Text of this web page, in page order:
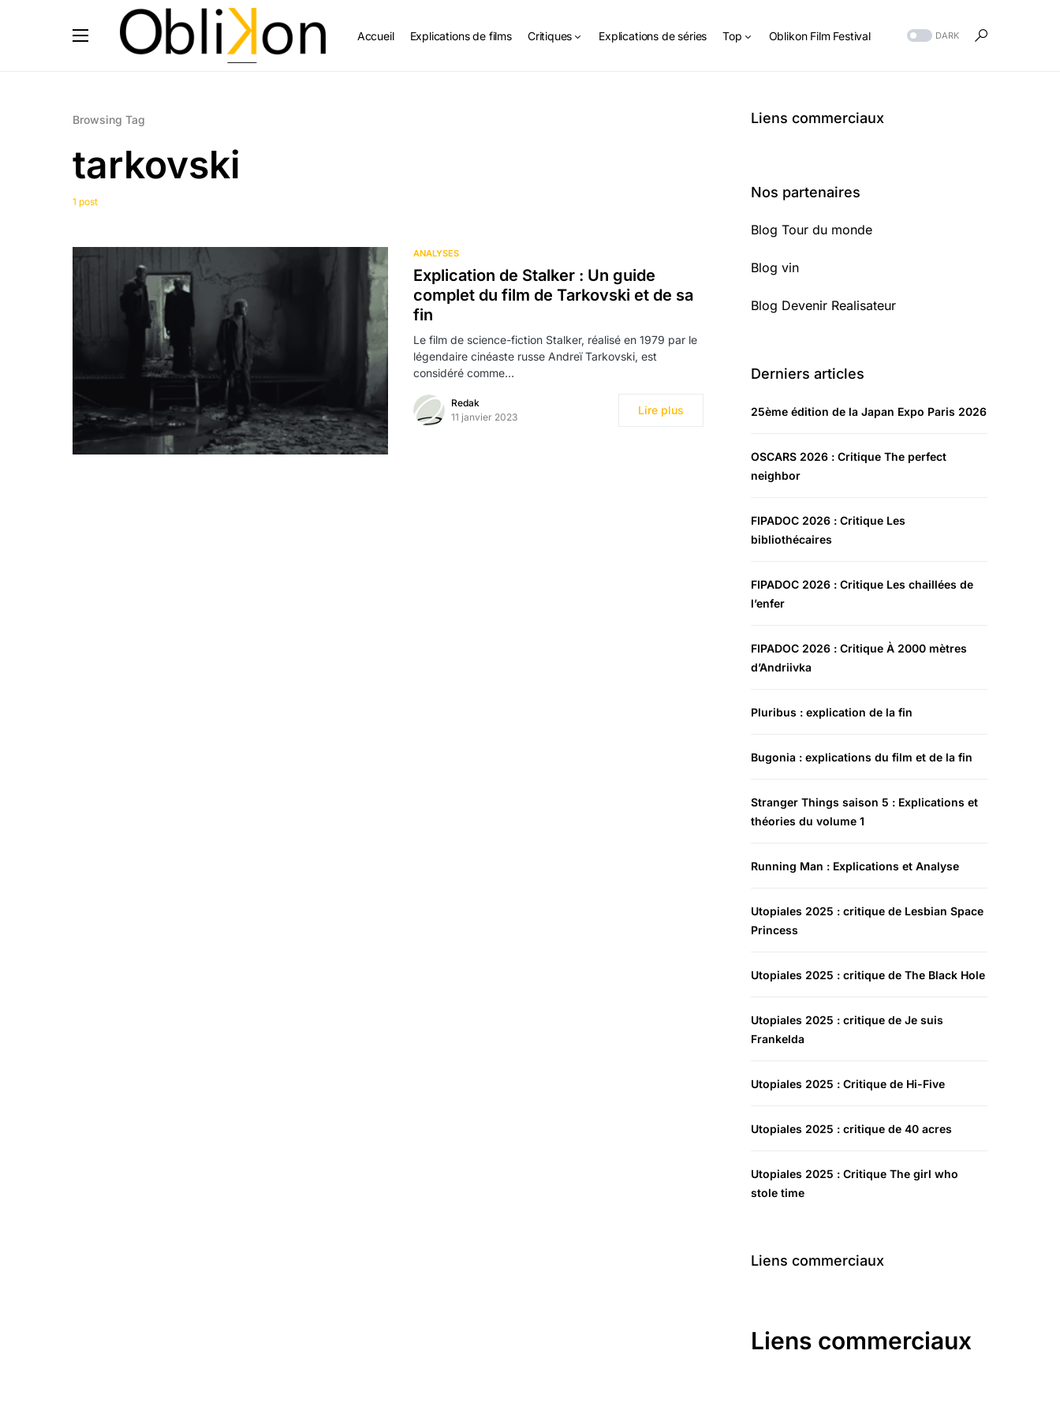
Accueil Explications de films Critiques Explications de séries Top Oblikon Film Festival DARK
Browsing Tag
tarkovski
1 post
ANALYSES
Explication de Stalker : Un guide
complet du film de Tarkovski et de sa
fin
Le film de science-fiction Stalker, réalisé en 1979 par le
légendaire cinéaste russe Andreï Tarkovski, est
considéré comme…
Redak
11 janvier 2023
Lire plus
Liens commerciaux
Nos partenaires
Blog Tour du monde
Blog vin
Blog Devenir Realisateur
Derniers articles
25ème édition de la Japan Expo Paris 2026
OSCARS 2026 : Critique The perfect
neighbor
FIPADOC 2026 : Critique Les
bibliothécaires
FIPADOC 2026 : Critique Les chaillées de
l’enfer
FIPADOC 2026 : Critique À 2000 mètres
d’Andriivka
Pluribus : explication de la fin
Bugonia : explications du film et de la fin
Stranger Things saison 5 : Explications et
théories du volume 1
Running Man : Explications et Analyse
Utopiales 2025 : critique de Lesbian Space
Princess
Utopiales 2025 : critique de The Black Hole
Utopiales 2025 : critique de Je suis
Frankelda
Utopiales 2025 : Critique de Hi-Five
Utopiales 2025 : critique de 40 acres
Utopiales 2025 : Critique The girl who
stole time
Liens commerciaux
Liens commerciaux